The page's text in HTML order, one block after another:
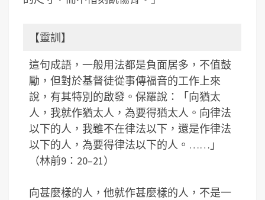
【靈訓】
這句成語，一般用法都是負面居多，不值鼓
勵，但對於基督徒從事傳福音的工作上來
說，有其特別的啟發。保羅說：「向猶太
人，我就作猶太人，為要得猶太人。向律法
以下的人，我雖不在律法以下，還是作律法
以下的人，為要得律法以下的人。……」
（林前9：20–21）
向甚麼樣的人，他就作甚麼樣的人，不是一